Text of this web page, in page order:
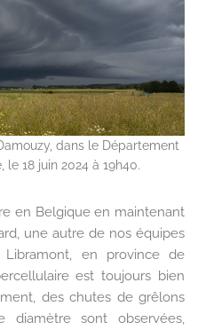
dans le Département
le 18 juin 2024 à 19h40.
en Belgique en maintenant
une autre de nos équipes
Libramont, en province de
est toujours bien
des chutes de grêlons
diamètre sont observées,